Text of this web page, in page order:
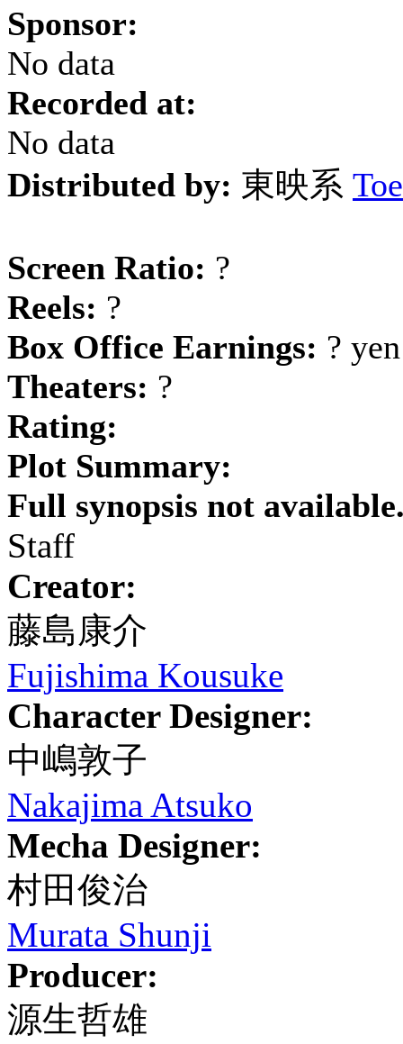
Sponsor:
No data
Recorded at:
No data
Distributed by: 東映系
Screen Ratio: ?
Reels: ?
Box Office Earnings: ? yen
Theaters: ?
Rating:
Plot Summary:
Full synopsis not
Staff
Creator:
藤島康介
Fujishima Kousuke
Character Designer:
中嶋敦子
Nakajima Atsuko
Mecha Designer:
村田俊治
Murata Shunji
Producer:
源生哲雄